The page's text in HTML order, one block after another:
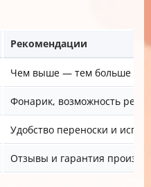
Рекомендации
Чем выше — тем больше
Фонарик, возможность
Удобство переноски и
Отзывы и гарантия